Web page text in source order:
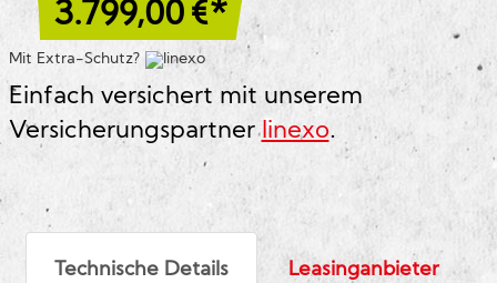
3.799,00 €*
Mit Extra-Schutz?
Einfach versichert mit unserem
Versicherungspartnerlinexo.
Technische Details Leasinganbieter